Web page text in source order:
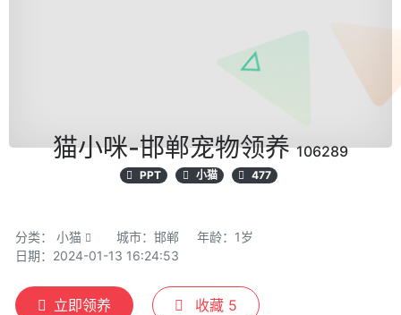
猫小咪-邯郸宠物领养106289
PPT 小猫 477
分类： 小猫 城市：邯郸
年龄：1岁
日期：2024-01-13 16:24:53
立即领养 收藏 5